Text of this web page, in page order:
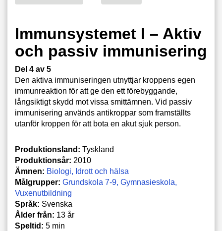
Immunsystemet I – Aktiv
och passiv immunisering
Del 4 av 5
Den aktiva immuniseringen utnyttjar kroppens egen
immunreaktion för att ge den ett förebyggande,
långsiktigt skydd mot vissa smittämnen. Vid passiv
immunisering används antikroppar som framställts
utanför kroppen för att bota en akut sjuk person.
Produktionsland: Tyskland
Produktionsår: 2010
Ämnen: Biologi
Idrott och hälsa
Målgrupper: Grundskola 7-9 Gymnasieskola
Vuxenutbildning
Språk: Svenska
Ålder från: 13 år
Speltid: 5 min